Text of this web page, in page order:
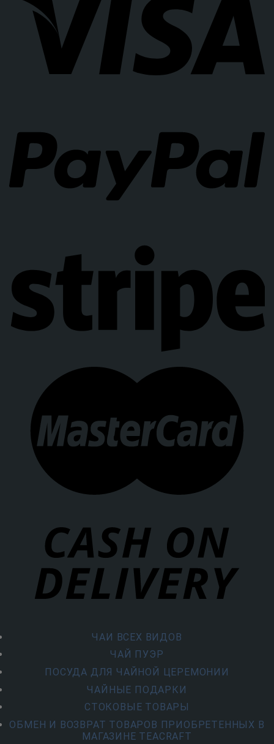
ЧАИ ВСЕХ ВИДОВ
ЧАЙ ПУЭР
ПОСУДА ДЛЯ ЧАЙНОЙ ЦЕРЕМОНИИ
ЧАЙНЫЕ ПОДАРКИ
СТОКОВЫЕ ТОВАРЫ
ОБМЕН И ВОЗВРАТ ТОВАРОВ ПРИОБРЕТЕННЫХ В
МАГАЗИНЕ TEACRAFT